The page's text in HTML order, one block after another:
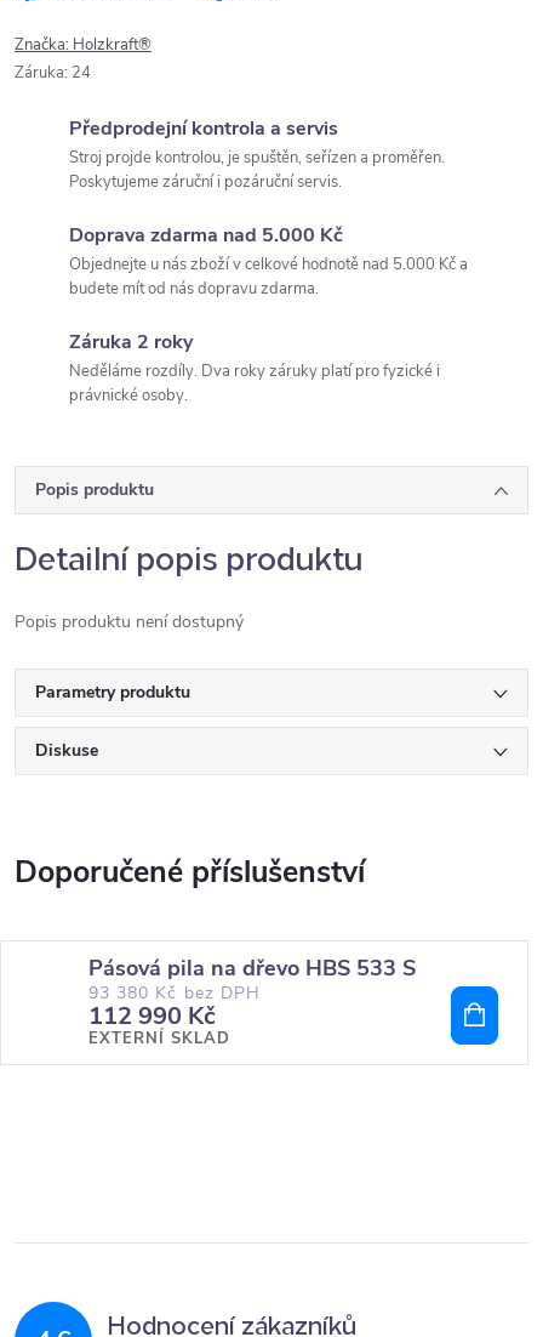
Značka: Holzkraft®
Záruka: 24
Předprodejní kontrola a servis
Stroj projde kontrolou, je spuštěn, seřízen a proměřen.
Poskytujeme záruční i pozáruční servis.
Doprava zdarma nad 5.000 Kč
Objednejte u nás zboží v celkové hodnotě nad 5.000 Kč a
budete mít od nás dopravu zdarma.
Záruka 2 roky
Neděláme rozdíly. Dva roky záruky platí pro fyzické i
právnické osoby.
Popis produktu
Detailní popis produktu
Popis produktu není dostupný
Parametry produktu
Diskuse
Pásová pila na dřevo HBS 533 S
93 380 Kč bez DPH
112 990 Kč
EXTERNÍ SKLAD
Hodnocení zákazníků